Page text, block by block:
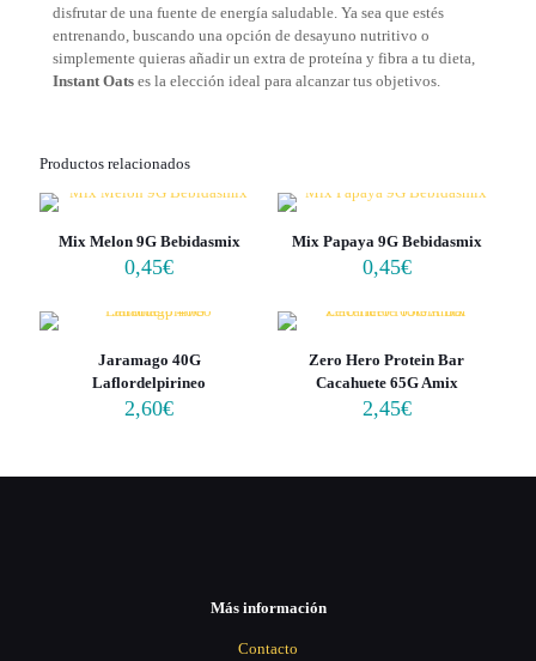
disfrutar de una fuente de energía saludable. Ya sea que estés
entrenando, buscando una opción de desayuno nutritivo o
simplemente quieras añadir un extra de proteína y fibra a tu dieta,
Instant Oats es la elección ideal para alcanzar tus objetivos.
Productos relacionados
Mix Melon 9G Bebidasmix
0,45€
Mix Papaya 9G Bebidasmix
0,45€
Jaramago 40G
Laflordelpirineo
2,60€
Zero Hero Protein Bar
Cacahuete 65G Amix
2,45€
Más información
Contacto